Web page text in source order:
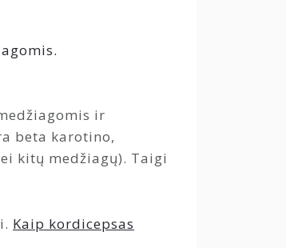
ir
beta karotino,
kitų medžiagų). Taigi
Kaip kordicepsas